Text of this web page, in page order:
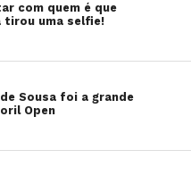
com quem é que
tirou uma selfie!
Sousa foi a grande
Open